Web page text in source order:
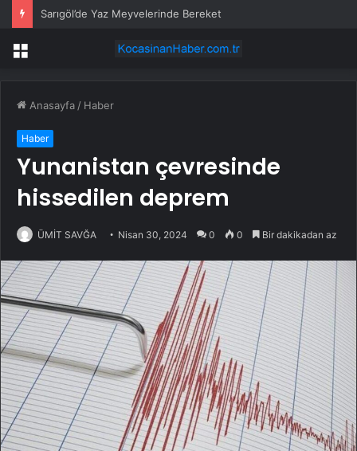
Sarıgöl’de Yaz Meyvelerinde Bereket
Menü
Anasayfa / Haber
Haber
Yunanistan çevresinde
hissedilen deprem
ÜMİT SAVĞA Nisan 30, 2024 0 0 Bir dakikadan az